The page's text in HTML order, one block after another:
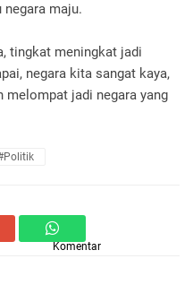
negara maju.
tingkat meningkat jadi
negara kita sangat kaya,
melompat jadi negara yang
Komentar